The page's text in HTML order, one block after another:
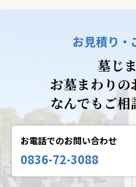
お見積り・
墓じま
お墓まわりの
なんでもご相
お電話でのお問い合わせ
0836-72-3088